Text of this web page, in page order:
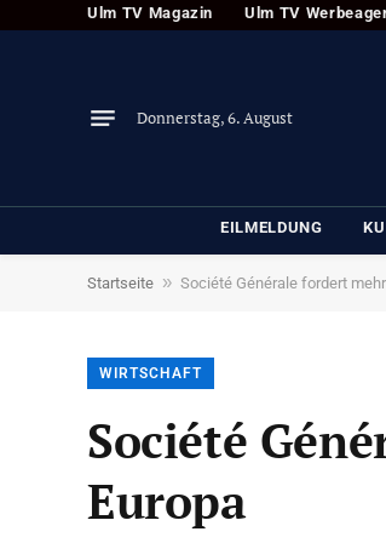
Ulm TV Magazin Ulm TV
Donnerstag, 6. August
EILMELDUNG
Startseite » Société Générale fordert
WIRTSCHAFT
Société
Europa